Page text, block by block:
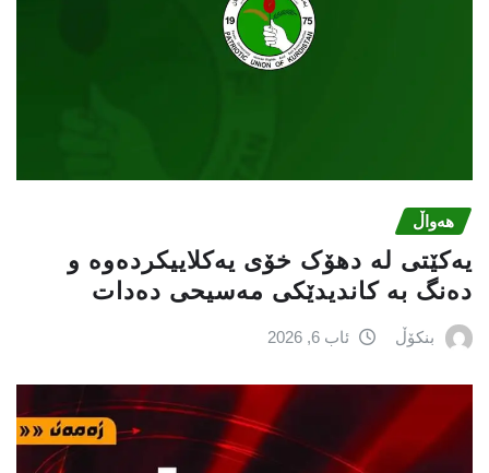
هەواڵ
یەکێتی لە دهۆک خۆی یەکلاییکردەوە و
دەنگ بە کاندیدێکی مەسیحی دەدات
بنکۆڵ ئاب 6, 2026